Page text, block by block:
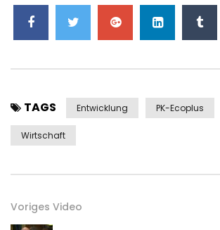
TAGS Entwicklung PK-Ecoplus
Wirtschaft
Voriges Video